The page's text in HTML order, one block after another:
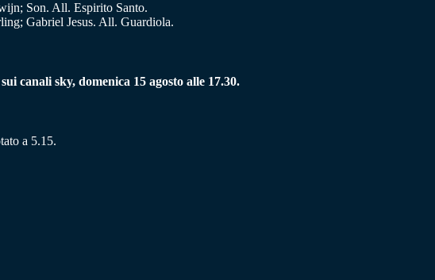
Son. All. Espirito Santo.
Gabriel Jesus. All. Guardiola.
canali sky, domenica 15 agosto alle 17.30.
a 5.15.